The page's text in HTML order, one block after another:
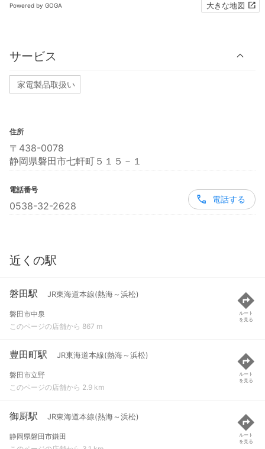
Powered by GOGA 大きな地図
サービス
家電製品取扱い
住所
〒438-0078
静岡県磐田市七軒町５１５－１
電話番号
0538-32-2628
電話する
近くの駅
磐田駅 JR東海道本線(熱海～浜松)
磐田市中泉
このページの店舗から 867 m
ルート
を見る
豊田町駅 JR東海道本線(熱海～浜松)
磐田市立野
このページの店舗から 2.9 km
ルート
を見る
御厨駅 JR東海道本線(熱海～浜松)
静岡県磐田市鎌田
ルート
を見る